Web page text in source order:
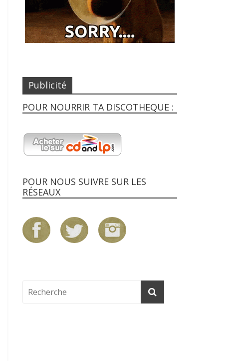
Publicité
POUR NOURRIR TA DISCOTHEQUE :
POUR NOUS SUIVRE SUR LES
RÉSEAUX